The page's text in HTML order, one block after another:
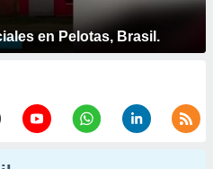
en Pelotas, Brasil.